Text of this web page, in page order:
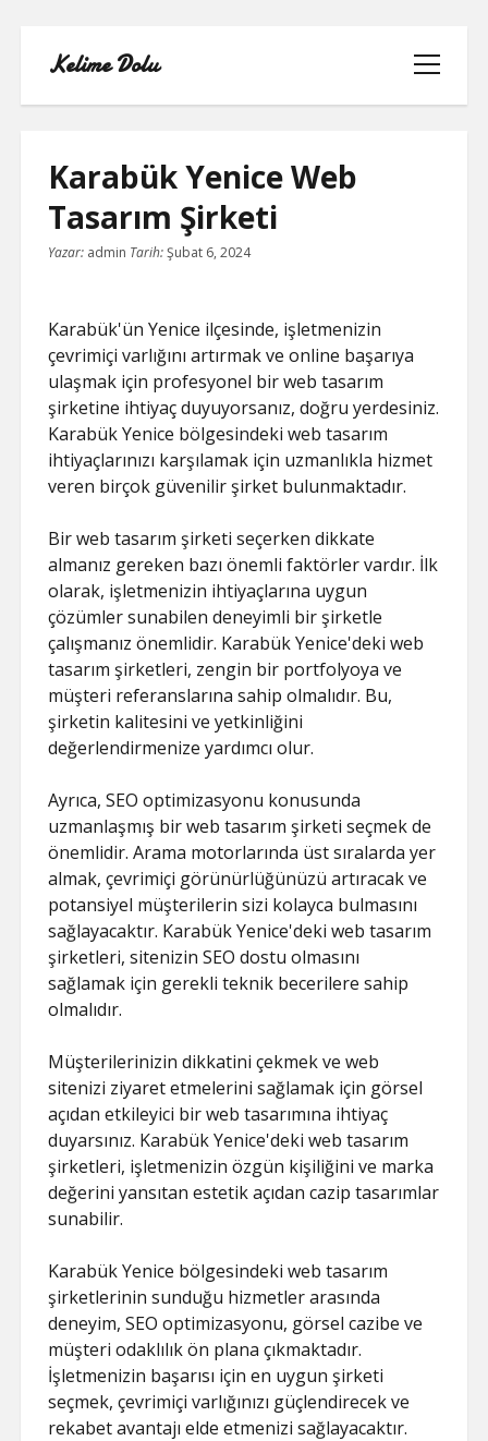
Kelime Dolu
menüyü
aç
INSTAGRAM BOT HESAPLARININ
HIKAYEME BAKMASI
SAYFA LISTESI
TWITTER FAVORI KASMA PARASIZ
TWITTER TAKIPÇI HILESI ŞIFRESIZ
Karabük Yenice Web
Tasarım Şirketi
Yazar: admin Tarih:Şubat 6, 2024
Karabük'ün Yenice ilçesinde, işletmenizin
çevrimiçi varlığını artırmak ve online başarıya
ulaşmak için profesyonel bir web tasarım
şirketine ihtiyaç duyuyorsanız, doğru yerdesiniz.
Karabük Yenice bölgesindeki web tasarım
ihtiyaçlarınızı karşılamak için uzmanlıkla hizmet
veren birçok güvenilir şirket bulunmaktadır.
Bir web tasarım şirketi seçerken dikkate
almanız gereken bazı önemli faktörler vardır. İlk
olarak, işletmenizin ihtiyaçlarına uygun
çözümler sunabilen deneyimli bir şirketle
çalışmanız önemlidir. Karabük Yenice'deki web
tasarım şirketleri, zengin bir portfolyoya ve
müşteri referanslarına sahip olmalıdır. Bu,
şirketin kalitesini ve yetkinliğini
değerlendirmenize yardımcı olur.
Ayrıca, SEO optimizasyonu konusunda
uzmanlaşmış bir web tasarım şirketi seçmek de
önemlidir. Arama motorlarında üst sıralarda yer
almak, çevrimiçi görünürlüğünüzü artıracak ve
potansiyel müşterilerin sizi kolayca bulmasını
sağlayacaktır. Karabük Yenice'deki web tasarım
şirketleri, sitenizin SEO dostu olmasını
sağlamak için gerekli teknik becerilere sahip
olmalıdır.
Müşterilerinizin dikkatini çekmek ve web
sitenizi ziyaret etmelerini sağlamak için görsel
açıdan etkileyici bir web tasarımına ihtiyaç
duyarsınız. Karabük Yenice'deki web tasarım
şirketleri, işletmenizin özgün kişiliğini ve marka
değerini yansıtan estetik açıdan cazip tasarımlar
sunabilir.
Karabük Yenice bölgesindeki web tasarım
şirketlerinin sunduğu hizmetler arasında
deneyim, SEO optimizasyonu, görsel cazibe ve
müşteri odaklılık ön plana çıkmaktadır.
İşletmenizin başarısı için en uygun şirketi
seçmek, çevrimiçi varlığınızı güçlendirecek ve
rekabet avantajı elde etmenizi sağlayacaktır.